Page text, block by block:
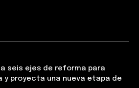
seis ejes de reforma para
y proyecta una nueva etapa de